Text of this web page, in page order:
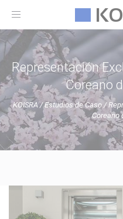
Toggle
Representación
Coreano
KOISRA/Estudios de Caso/
Coreano